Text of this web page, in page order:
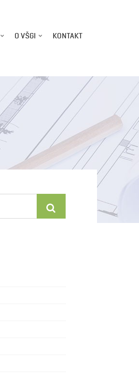
O VŠGI KONTAKT